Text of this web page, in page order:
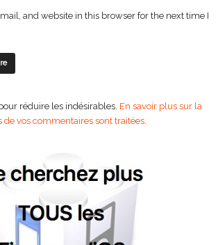
and website in this browser for the next time I
réduire les indésirables. En savoir plus sur la
de vos commentaires sont traitées.